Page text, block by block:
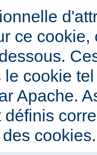
ce cookie,
le cookie
Apache.
définis
cookies.